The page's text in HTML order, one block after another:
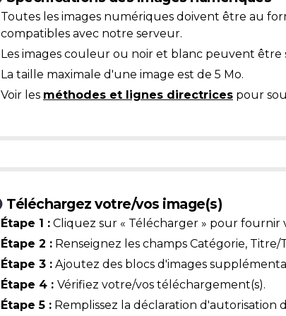
Toutes les images numériques doivent être au
compatibles avec notre serveur.
Les images couleur ou noir et blanc peuvent être
La taille maximale d'une image est de 5 Mo.
Voir les méthodes et lignes directrices pour
Téléchargez votre/vos image(s)
Étape 1 : Cliquez sur « Télécharger » pour fournir
Étape 2 : Renseignez les champs Catégorie,
Étape 3 : Ajoutez des blocs d'images
Étape 4 : Vérifiez votre/vos téléchargement(s).
Étape 5 : Remplissez la déclaration d'autorisation